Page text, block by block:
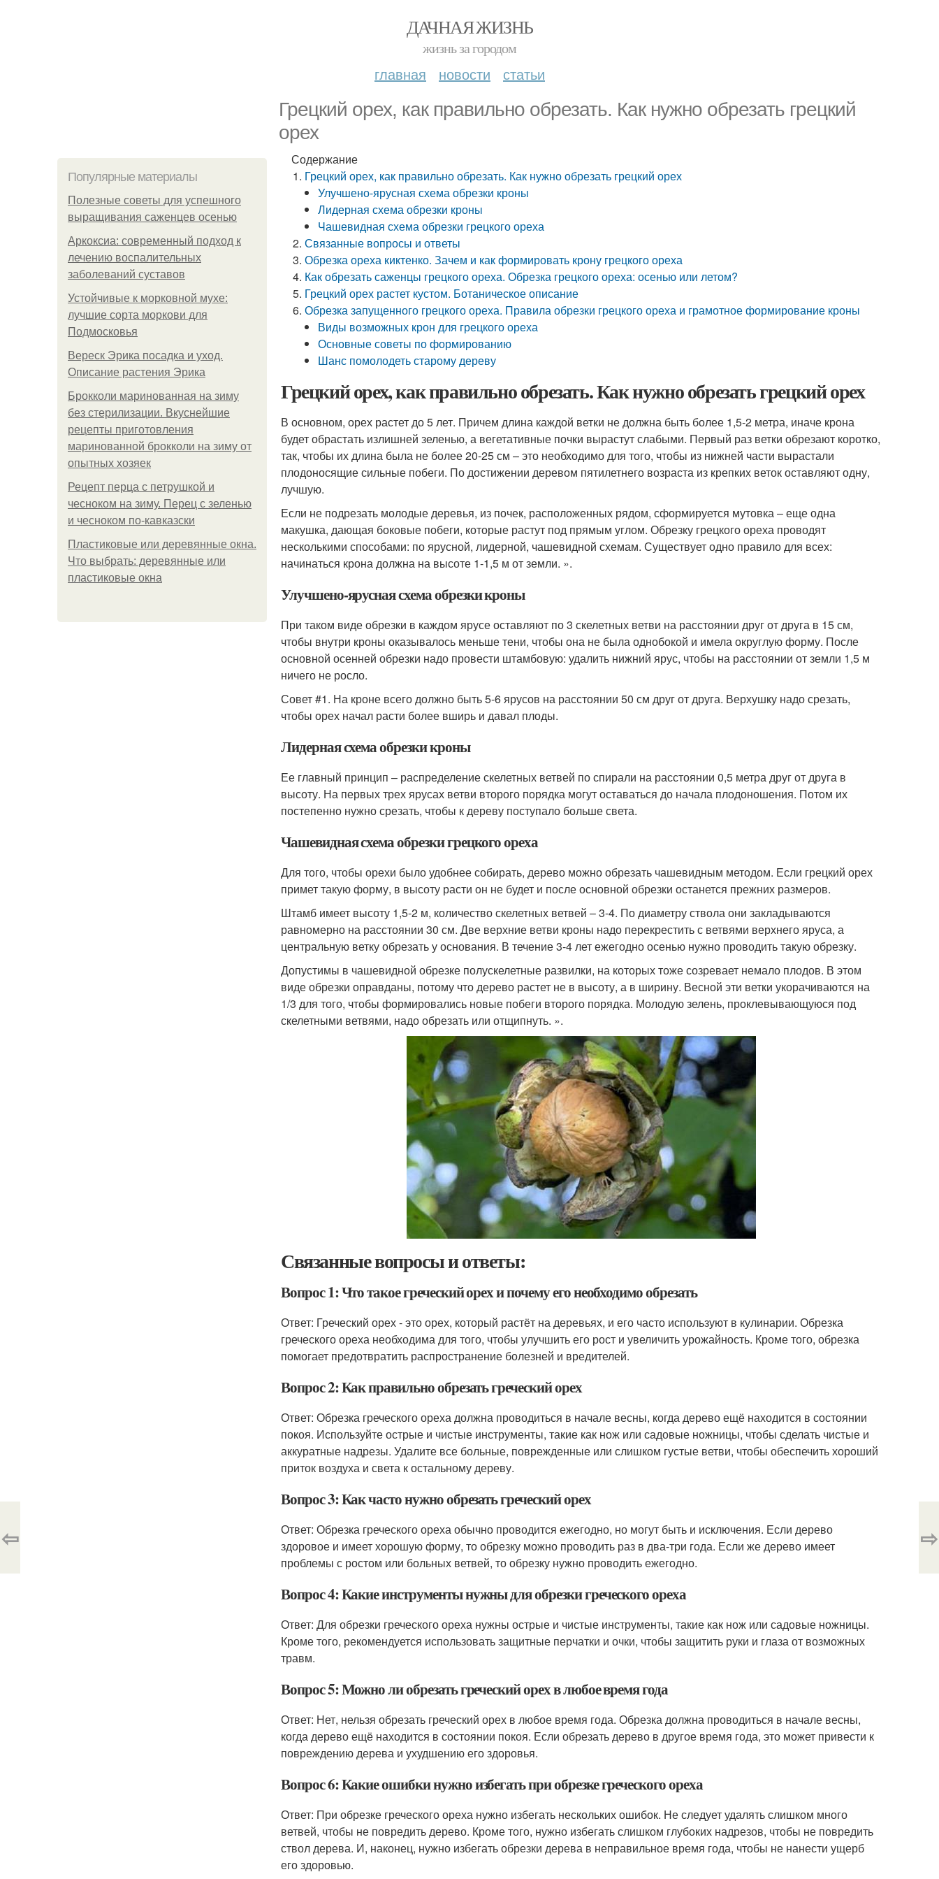
ДАЧНАЯ ЖИЗНЬ
жизнь за городом
главная новости статьи
Грецкий орех, как правильно обрезать. Как нужно обрезать грецкий
орех
Популярные материалы
Полезные советы для успешного
выращивания саженцев осенью
Аркоксиа: современный подход к
лечению воспалительных
заболеваний суставов
Устойчивые к морковной мухе:
лучшие сорта моркови для
Подмосковья
Вереск Эрика посадка и уход.
Описание растения Эрика
Брокколи маринованная на зиму
без стерилизации. Вкуснейшие
рецепты приготовления
маринованной брокколи на зиму от
опытных хозяек
Рецепт перца с петрушкой и
чесноком на зиму. Перец с зеленью
и чесноком по-кавказски
Пластиковые или деревянные окна.
Что выбрать: деревянные или
пластиковые окна
Содержание
Грецкий орех, как правильно обрезать. Как нужно обрезать грецкий орех
Улучшено-ярусная схема обрезки кроны
Лидерная схема обрезки кроны
Чашевидная схема обрезки грецкого ореха
Связанные вопросы и ответы
Обрезка ореха киктенко. Зачем и как формировать крону грецкого ореха
Как обрезать саженцы грецкого ореха. Обрезка грецкого ореха: осенью или летом?
Грецкий орех растет кустом. Ботаническое описание
Обрезка запущенного грецкого ореха. Правила обрезки грецкого ореха и грамотное формирование кроны
Виды возможных крон для грецкого ореха
Основные советы по формированию
Шанс помолодеть старому дереву
Грецкий орех, как правильно обрезать. Как нужно обрезать грецкий орех
В основном, орех растет до 5 лет. Причем длина каждой ветки не должна быть более 1,5-2 метра, иначе крона
будет обрастать излишней зеленью, а вегетативные почки вырастут слабыми. Первый раз ветки обрезают коротко,
так, чтобы их длина была не более 20-25 см – это необходимо для того, чтобы из нижней части вырастали
плодоносящие сильные побеги. По достижении деревом пятилетнего возраста из крепких веток оставляют одну,
лучшую.
Если не подрезать молодые деревья, из почек, расположенных рядом, сформируется мутовка – еще одна
макушка, дающая боковые побеги, которые растут под прямым углом. Обрезку грецкого ореха проводят
несколькими способами: по ярусной, лидерной, чашевидной схемам. Существует одно правило для всех:
начинаться крона должна на высоте 1-1,5 м от земли. ».
Улучшено-ярусная схема обрезки кроны
При таком виде обрезки в каждом ярусе оставляют по 3 скелетных ветви на расстоянии друг от друга в 15 см,
чтобы внутри кроны оказывалось меньше тени, чтобы она не была однобокой и имела округлую форму. После
основной осенней обрезки надо провести штамбовую: удалить нижний ярус, чтобы на расстоянии от земли 1,5 м
ничего не росло.
Совет #1. На кроне всего должно быть 5-6 ярусов на расстоянии 50 см друг от друга. Верхушку надо срезать,
чтобы орех начал расти более вширь и давал плоды.
Лидерная схема обрезки кроны
Ее главный принцип – распределение скелетных ветвей по спирали на расстоянии 0,5 метра друг от друга в
высоту. На первых трех ярусах ветви второго порядка могут оставаться до начала плодоношения. Потом их
постепенно нужно срезать, чтобы к дереву поступало больше света.
Чашевидная схема обрезки грецкого ореха
Для того, чтобы орехи было удобнее собирать, дерево можно обрезать чашевидным методом. Если грецкий орех
примет такую форму, в высоту расти он не будет и после основной обрезки останется прежних размеров.
Штамб имеет высоту 1,5-2 м, количество скелетных ветвей – 3-4. По диаметру ствола они закладываются
равномерно на расстоянии 30 см. Две верхние ветви кроны надо перекрестить с ветвями верхнего яруса, а
центральную ветку обрезать у основания. В течение 3-4 лет ежегодно осенью нужно проводить такую обрезку.
Допустимы в чашевидной обрезке полускелетные развилки, на которых тоже созревает немало плодов. В этом
виде обрезки оправданы, потому что дерево растет не в высоту, а в ширину. Весной эти ветки укорачиваются на
1/3 для того, чтобы формировались новые побеги второго порядка. Молодую зелень, проклевывающуюся под
скелетными ветвями, надо обрезать или отщипнуть. ».
Связанные вопросы и ответы:
Вопрос 1: Что такое греческий орех и почему его необходимо обрезать
Ответ: Греческий орех - это орех, который растёт на деревьях, и его часто используют в кулинарии. Обрезка
греческого ореха необходима для того, чтобы улучшить его рост и увеличить урожайность. Кроме того, обрезка
помогает предотвратить распространение болезней и вредителей.
Вопрос 2: Как правильно обрезать греческий орех
Ответ: Обрезка греческого ореха должна проводиться в начале весны, когда дерево ещё находится в состоянии
покоя. Используйте острые и чистые инструменты, такие как нож или садовые ножницы, чтобы сделать чистые и
аккуратные надрезы. Удалите все больные, поврежденные или слишком густые ветви, чтобы обеспечить хороший
приток воздуха и света к остальному дереву.
Вопрос 3: Как часто нужно обрезать греческий орех
Ответ: Обрезка греческого ореха обычно проводится ежегодно, но могут быть и исключения. Если дерево
здоровое и имеет хорошую форму, то обрезку можно проводить раз в два-три года. Если же дерево имеет
проблемы с ростом или больных ветвей, то обрезку нужно проводить ежегодно.
Вопрос 4: Какие инструменты нужны для обрезки греческого ореха
Ответ: Для обрезки греческого ореха нужны острые и чистые инструменты, такие как нож или садовые ножницы.
Кроме того, рекомендуется использовать защитные перчатки и очки, чтобы защитить руки и глаза от возможных
травм.
Вопрос 5: Можно ли обрезать греческий орех в любое время года
Ответ: Нет, нельзя обрезать греческий орех в любое время года. Обрезка должна проводиться в начале весны,
когда дерево ещё находится в состоянии покоя. Если обрезать дерево в другое время года, это может привести к
повреждению дерева и ухудшению его здоровья.
Вопрос 6: Какие ошибки нужно избегать при обрезке греческого ореха
Ответ: При обрезке греческого ореха нужно избегать нескольких ошибок. Не следует удалять слишком много
ветвей, чтобы не повредить дерево. Кроме того, нужно избегать слишком глубоких надрезов, чтобы не повредить
ствол дерева. И, наконец, нужно избегать обрезки дерева в неправильное время года, чтобы не нанести ущерб
его здоровью.
⇦ ⇨